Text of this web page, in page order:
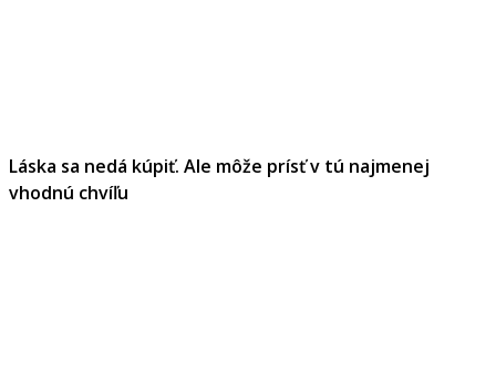
Láska sa nedá kúpiť. Ale môže prísť v tú najmenej
vhodnú chvíľu